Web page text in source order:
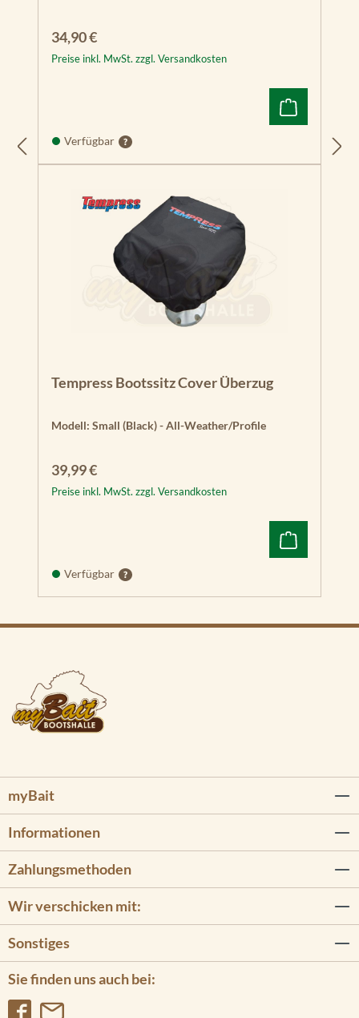
Regulärer Preis:
34,90 €
Preise inkl. MwSt. zzgl. Versandkosten
Verfügbar
Tempress Bootssitz Cover Überzug
Modell: Small (Black) - All-Weather/Profile
Regulärer Preis:
39,99 €
Preise inkl. MwSt. zzgl. Versandkosten
Verfügbar
myBait
Informationen
Sie finden uns auch bei:
Zahlungsmethoden
Wir verschicken mit:
Sonstiges